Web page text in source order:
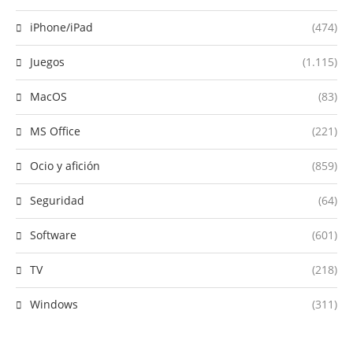
iPhone/iPad (474)
Juegos (1.115)
MacOS (83)
MS Office (221)
Ocio y afición (859)
Seguridad (64)
Software (601)
TV (218)
Windows (311)